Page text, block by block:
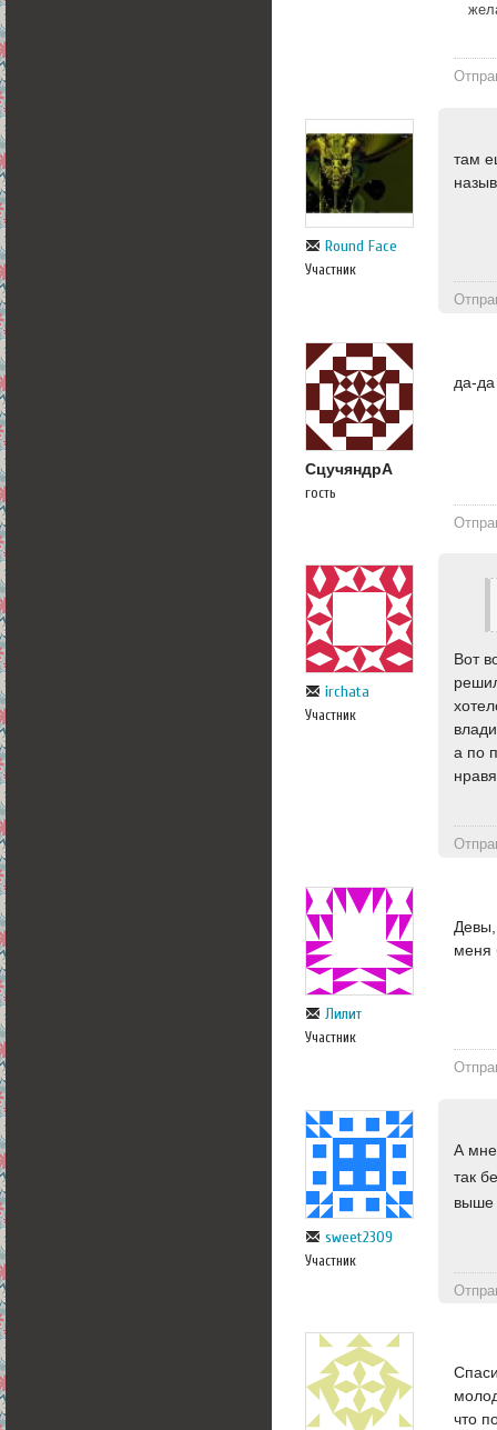
Round Face
Участник
там
СцучяндрА
гость
да-
irchata
Участник
Вот
а по
Лилит
Участник
меня
sweet2309
Участник
А
так
выше
что